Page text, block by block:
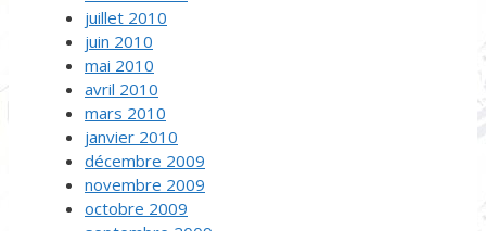
juillet 2010
juin 2010
mai 2010
avril 2010
mars 2010
janvier 2010
décembre 2009
novembre 2009
octobre 2009